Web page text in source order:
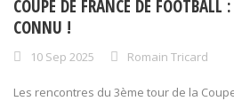
COUPE DE FRANCE DE FOOTBALL
CONNU !
10 Sep 2025 Romain Tricard
Les rencontres du 3ème tour de la